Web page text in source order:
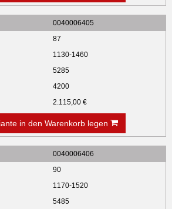
0040006405
87
1130-1460
5285
4200
2.115,00 €
in den Warenkorb legen
0040006406
90
1170-1520
5485